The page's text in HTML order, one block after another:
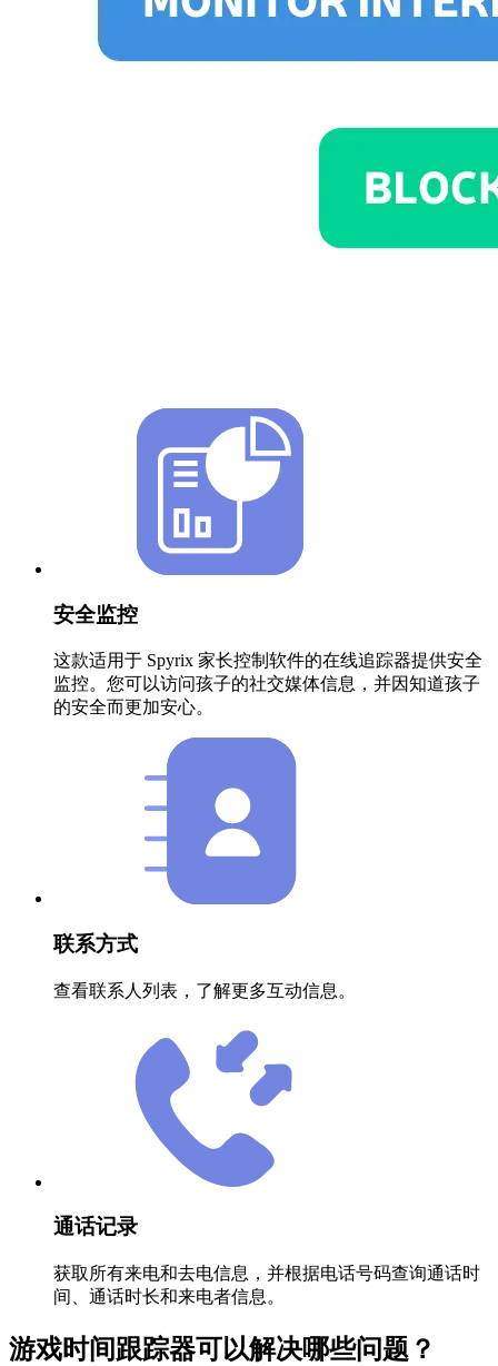
安全监控
这款适用于 Spyrix 家长控制软件的在线追踪器提供安全
监控。您可以访问孩子的社交媒体信息，并因知道孩子
的安全而更加安心。
联系方式
查看联系人列表，了解更多互动信息。
通话记录
获取所有来电和去电信息，并根据电话号码查询通话时
间、通话时长和来电者信息。
游戏时间跟踪器可以解决哪些问题？